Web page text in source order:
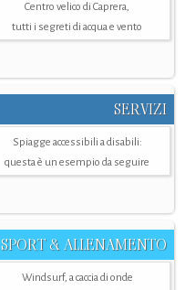
Centro velico di Caprera,
tutti i segreti di acqua e vento
SERVIZI
Spiagge accessibili a disabili:
questa è un esempio da seguire
SPORT & ALLENAMENTO
Windsurf, a caccia di onde